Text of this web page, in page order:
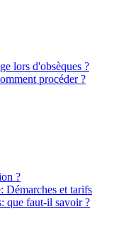
lors d'obsèques ?
procéder ?
?
Démarches et tarifs
que faut-il savoir ?